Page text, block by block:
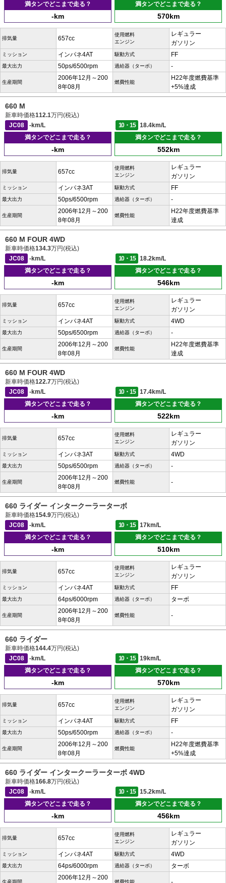
満タンでどこまで走る？
-km
満タンでどこまで走る？
570km
排気量 657cc
使用燃料
エンジン
レギュラー
ガソリン
ミッション インパネ4AT 駆動方式 FF
最大出力 50ps/6500rpm 過給器（ターボ） -
生産期間
2006年12月～200
8年08月
燃費性能
H22年度燃費基準
+5%達成
660 M
新車時価格112.1万円(税込)
JC08
-km/L 10・15
18.4km/L
満タンでどこまで走る？
-km
満タンでどこまで走る？
552km
排気量 657cc
使用燃料
エンジン
レギュラー
ガソリン
ミッション インパネ3AT 駆動方式 FF
最大出力 50ps/6500rpm 過給器（ターボ） -
生産期間
2006年12月～200
8年08月
燃費性能
H22年度燃費基準
達成
660 M FOUR 4WD
新車時価格134.3万円(税込)
JC08
-km/L 10・15
18.2km/L
満タンでどこまで走る？
-km
満タンでどこまで走る？
546km
排気量 657cc
使用燃料
エンジン
レギュラー
ガソリン
ミッション インパネ4AT 駆動方式 4WD
最大出力 50ps/6500rpm 過給器（ターボ） -
生産期間
2006年12月～200
8年08月
燃費性能
H22年度燃費基準
達成
660 M FOUR 4WD
新車時価格122.7万円(税込)
JC08
-km/L 10・15
17.4km/L
満タンでどこまで走る？
-km
満タンでどこまで走る？
522km
排気量 657cc
使用燃料
エンジン
レギュラー
ガソリン
ミッション インパネ3AT 駆動方式 4WD
最大出力 50ps/6500rpm 過給器（ターボ） -
生産期間
2006年12月～200
8年08月
燃費性能 -
660 ライダー インタークーラーターボ
新車時価格154.9万円(税込)
JC08
-km/L 10・15
17km/L
満タンでどこまで走る？
-km
満タンでどこまで走る？
510km
排気量 657cc
使用燃料
エンジン
レギュラー
ガソリン
ミッション インパネ4AT 駆動方式 FF
最大出力 64ps/6000rpm 過給器（ターボ） ターボ
生産期間
2006年12月～200
8年08月
燃費性能 -
660 ライダー
新車時価格144.4万円(税込)
JC08
-km/L 10・15
19km/L
満タンでどこまで走る？
-km
満タンでどこまで走る？
570km
排気量 657cc
使用燃料
エンジン
レギュラー
ガソリン
ミッション インパネ4AT 駆動方式 FF
最大出力 50ps/6500rpm 過給器（ターボ） -
生産期間
2006年12月～200
8年08月
燃費性能
H22年度燃費基準
+5%達成
660 ライダー インタークーラーターボ 4WD
新車時価格166.8万円(税込)
JC08
-km/L 10・15
15.2km/L
満タンでどこまで走る？
-km
満タンでどこまで走る？
456km
排気量 657cc
使用燃料
エンジン
レギュラー
ガソリン
ミッション インパネ4AT 駆動方式 4WD
最大出力 64ps/6000rpm 過給器（ターボ） ターボ
生産期間
2006年12月～200
燃費性能